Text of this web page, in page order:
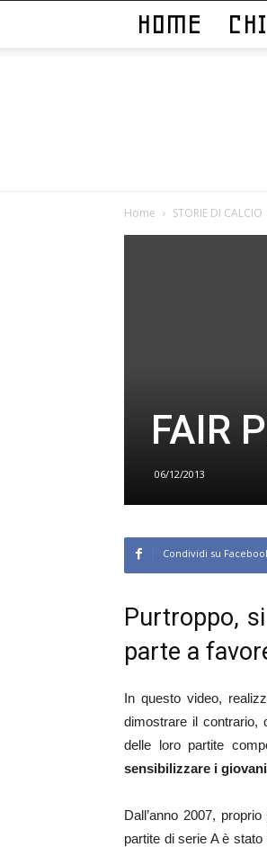
HOME
Home STORIE DI CALCIO
FAIR
06/12/2013
Condividi su
Purtroppo, si
parte a
In questo video,
dimostrare il contrario,
delle loro partite
sensibilizzare i
Dall’anno 2007,
partite di serie A è